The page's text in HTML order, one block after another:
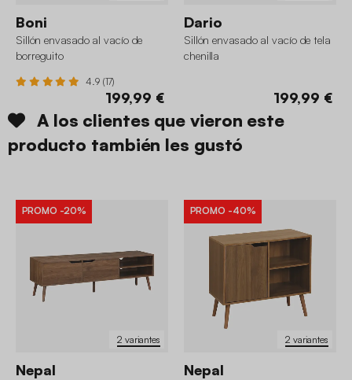
Boni
Sillón envasado al vacío de
borreguito
4.9 (17)
199,99 €
Dario
Sillón envasado al vacío de tela
chenilla
199,99 €
A los clientes que vieron este
producto también les gustó
2 variantes
PROMO -20%
Nepal
2 variantes
PROMO -40%
Nepal